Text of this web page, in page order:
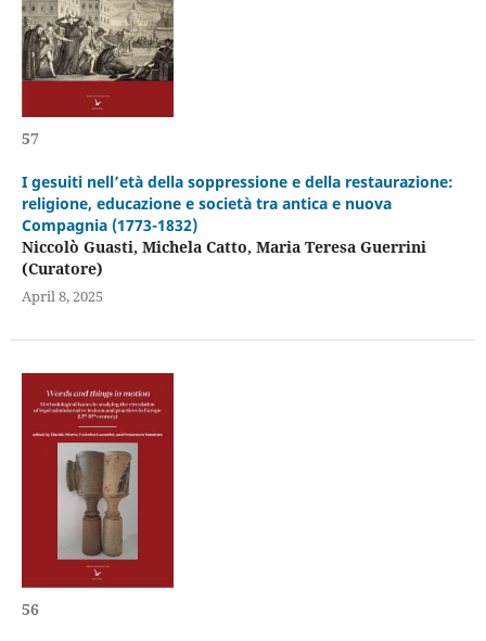
57
I gesuiti nell’età della soppressione e della restaurazione:
religione, educazione e società tra antica e nuova
Compagnia (1773-1832)
Niccolò Guasti, Michela Catto, Maria Teresa Guerrini
(Curatore)
April 8, 2025
56